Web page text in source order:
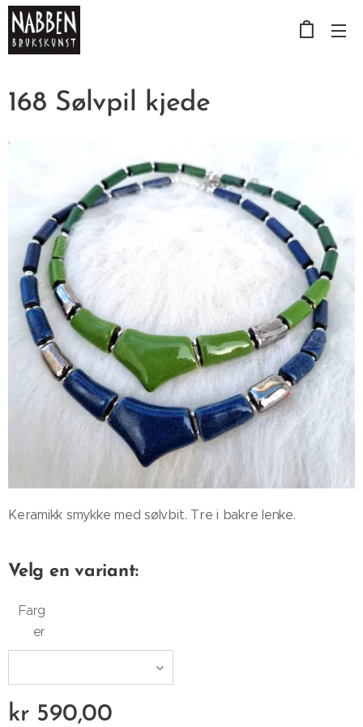
168 Sølvpil kjede
Keramikk smykke med sølvbit. Tre i bakre lenke.
Velg en variant:
Farg
er
kr 590,00